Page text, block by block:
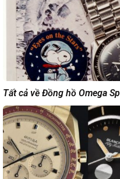
Tất cả về Đồng hồ Omega